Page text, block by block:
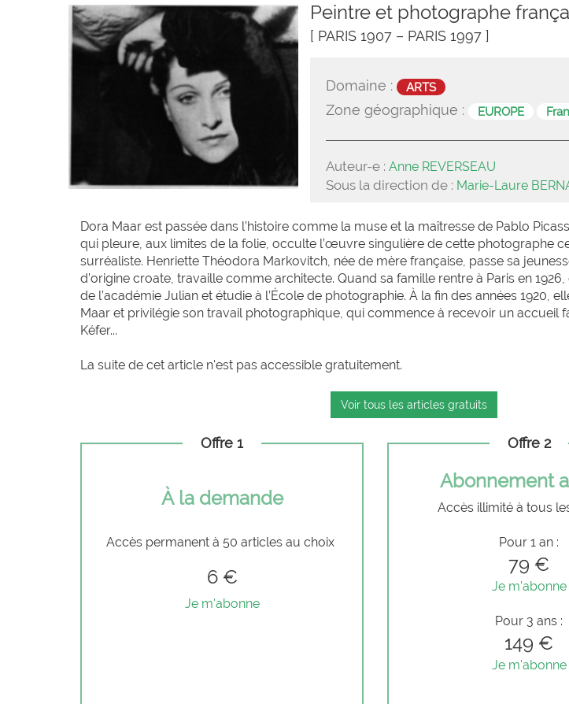
Peintre et photographe
[ PARIS 1907 – PARIS 1997 ]
Domaine : ARTS
Zone géographique : EUROPE
Auteur-e :Anne REVERSEAU
Sous la direction de : Marie-Laure
Dora Maar est passée dans l’histoire comme la muse et la maîtresse de Pablo
qui pleure, aux limites de la folie, occulte l’œuvre singulière de cette photographe
surréaliste. Henriette Théodora Markovitch, née de mère française, passe sa
d’origine croate, travaille comme architecte. Quand sa famille rentre à Paris en
de l’académie Julian et étudie à l’École de photographie. À la fin des années 1920,
Maar et privilégie son travail photographique, qui commence à recevoir un accueil
Kéfer...
La suite de cet article n'est pas accessible gratuitement.
Voir tous les articles gratuits
Offre 1
À la demande
Accès permanent à 50 articles au choix
6 €
Je m'abonne
Offre 2
Abonnement
Accès illimité à tous
Pour 1 an :
79 €
Je m'abonne
Pour 3 ans :
149 €
Je m'abonne